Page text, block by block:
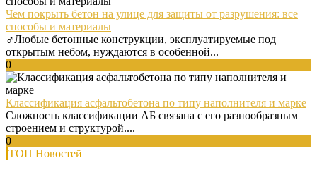
Чем покрыть бетон на улице для защиты от разрушения: все
способы и материалы
‍♂️Любые бетонные конструкции, эксплуатируемые под
открытым небом, нуждаются в особенной...
0
Классификация асфальтобетона по типу наполнителя и марке
Сложность классификации АБ связана с его разнообразным
строением и структурой....
0
ТОП Новостей